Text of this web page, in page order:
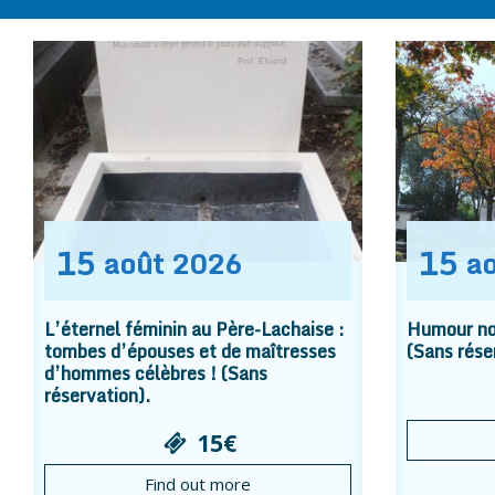
15 août 2026
L’éternel féminin au Père-Lachaise :
tombes d’épouses et de maîtresses
d’hommes célèbres ! (Sans
réservation).
15€
Find out more
15
Humour
(Sans